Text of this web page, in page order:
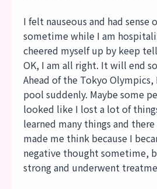
I felt nauseous and had sense
sometime while I am
cheered myself up by keep
OK, I am all right. It will end
Ahead of the Tokyo
pool suddenly. Maybe some
looked like I lost a lot of
learned many things and
made me think because I
negative thought sometime,
strong and underwent